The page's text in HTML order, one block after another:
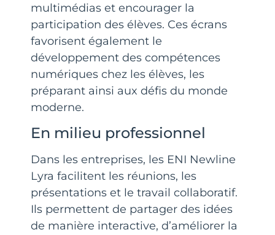
multimédias et encourager la
participation des élèves. Ces écrans
favorisent également le
développement des compétences
numériques chez les élèves, les
préparant ainsi aux défis du monde
moderne.
En milieu professionnel
Dans les entreprises, les ENI Newline
Lyra facilitent les réunions, les
présentations et le travail collaboratif.
Ils permettent de partager des idées
de manière interactive, d’améliorer la